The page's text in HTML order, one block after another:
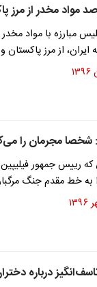
مواد مخدر از مرز
ایران، از مرز
شخصا مجرمان را
که رییس جمهور
به خط مقدم جنگ
درباره